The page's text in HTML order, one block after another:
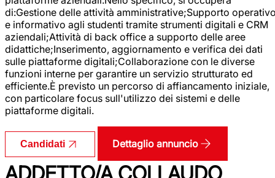
di:Gestione delle attività amministrative;Supporto
e informativo agli studenti tramite strumenti digitali e CRM
aziendali;Attività di back office a supporto delle aree
didattiche;Inserimento, aggiornamento e verifica dei dati
sulle piattaforme digitali;Collaborazione con le diverse
funzioni interne per garantire un servizio strutturato ed
efficiente.È previsto un percorso di affiancamento iniziale,
con particolare focus sull'utilizzo dei sistemi e delle
piattaforme digitali.
Candidati Dettaglio annuncio
ADDETTO/A COLLAUDO